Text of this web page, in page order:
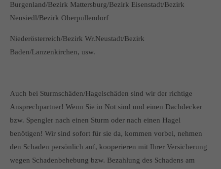
Burgenland/Bezirk Mattersburg/Bezirk Eisenstadt/Bezirk
Neusiedl/Bezirk Oberpullendorf
Niederösterreich/Bezirk Wr.Neustadt/Bezirk
Baden/Lanzenkirchen, usw.
Auch bei Sturmschäden/Hagelschäden sind wir der richtige
Ansprechpartner! Wenn Sie in Not sind und einen Dachdecker
bzw. Spengler nach einen Sturm oder nach einen Hagel
benötigen! Wir sind sofort für sie da, kommen vorbei, nehmen
den Schaden persönlich auf, kooperieren mit Ihrer Versicherung
wegen Schadenbehebung bzw. Bezahlung des Schadens am